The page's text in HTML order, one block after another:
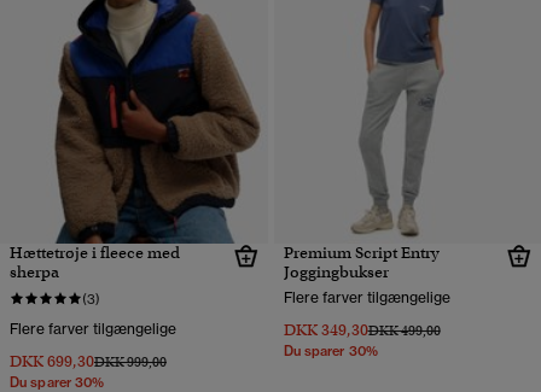
Hættetrøje i fleece med
sherpa
(3)
Flere farver tilgængelige
DKK 699,30Pris nedsat fra
DKK 999,00til
Du sparer 30%
Premium Script Entry
Joggingbukser
Flere farver tilgængelige
DKK 349,30Pris nedsat fra
DKK 499,00til
Du sparer 30%